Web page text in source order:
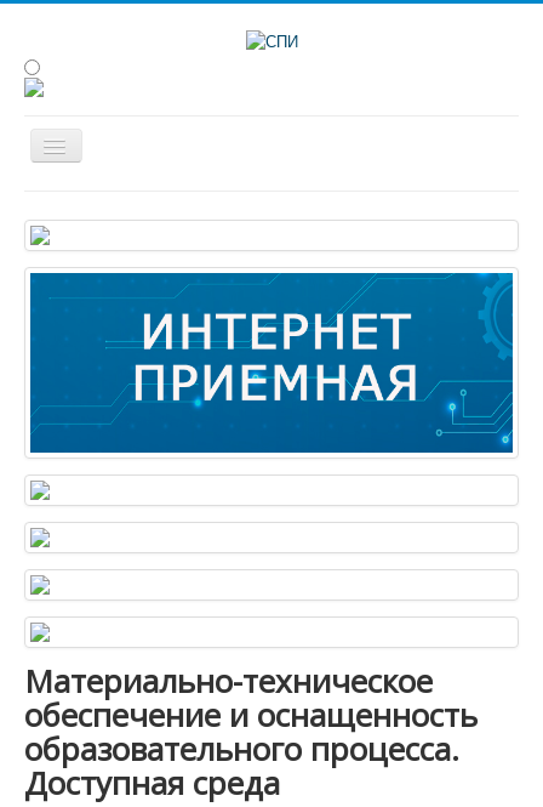
Об институте
Конференции
Абитуриенту
Анкетирование
Материально-техническое
обеспечение и оснащенность
образовательного процесса.
Доступная среда